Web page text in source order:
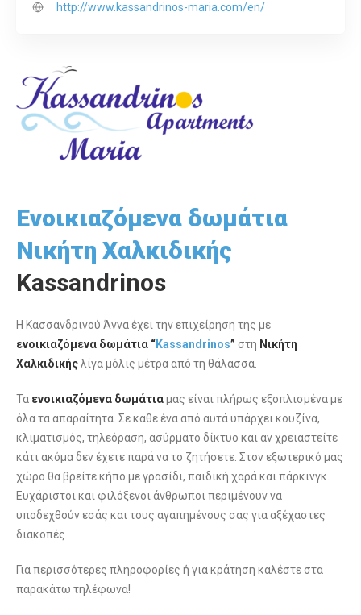
http://www.kassandrinos-maria.com/en/
Ενοικιαζόμενα δωμάτια
Νικήτη Χαλκιδικής
Kassandrinos
Η Κασσανδρινού Άννα έχει την επιχείρηση της με
ενοικιαζόμενα δωμάτια “Kassandrinos” στη Νικήτη
Χαλκιδικήςλίγα μόλις μέτρα από τη θάλασσα.
Τα ενοικιαζόμενα δωμάτιαμας είναι πλήρως εξοπλισμένα με
όλα τα απαραίτητα. Σε κάθε ένα από αυτά υπάρχει κουζίνα,
κλιματισμός, τηλεόραση, ασύρματο δίκτυο και αν χρειαστείτε
κάτι ακόμα δεν έχετε παρά να το ζητήσετε. Στον εξωτερικό μας
χώρο θα βρείτε κήπο με γρασίδι, παιδική χαρά και πάρκινγκ.
Ευχάριστοι και φιλόξενοι άνθρωποι περιμένουν να
υποδεχθούν εσάς και τους αγαπημένους σας για αξέχαστες
διακοπές.
Για περισσότερες πληροφορίες ή για κράτηση καλέστε στα
παρακάτω τηλέφωνα!